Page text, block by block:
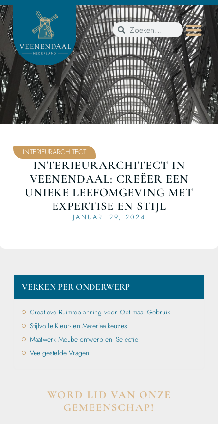
INTERIEURARCHITECT
INTERIEURARCHITECT IN
VEENENDAAL: CREËER EEN
UNIEKE LEEFOMGEVING MET
EXPERTISE EN STIJL
JANUARI 29, 2024
VERKEN PER ONDERWERP
Creatieve Ruimteplanning voor Optimaal Gebruik
Stijlvolle Kleur- en Materiaalkeuzes
Maatwerk Meubelontwerp en -Selectie
Veelgestelde Vragen
WORD LID VAN ONZE
GEMEENSCHAP!